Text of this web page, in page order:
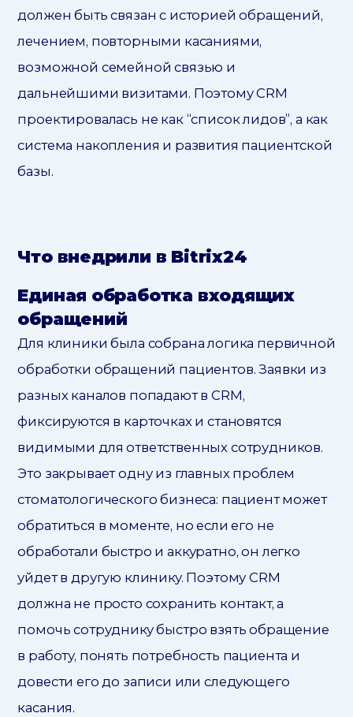
должен быть связан с историей обращений,
лечением, повторными касаниями,
возможной семейной связью и
дальнейшими визитами. Поэтому CRM
проектировалась не как “список лидов”, а как
система накопления и развития пациентской
базы.
Что внедрили в Bitrix24
Единая обработка входящих
обращений
Для клиники была собрана логика первичной
обработки обращений пациентов. Заявки из
разных каналов попадают в CRM,
фиксируются в карточках и становятся
видимыми для ответственных сотрудников.
Это закрывает одну из главных проблем
стоматологического бизнеса: пациент может
обратиться в моменте, но если его не
обработали быстро и аккуратно, он легко
уйдет в другую клинику. Поэтому CRM
должна не просто сохранить контакт, а
помочь сотруднику быстро взять обращение
в работу, понять потребность пациента и
довести его до записи или следующего
касания.